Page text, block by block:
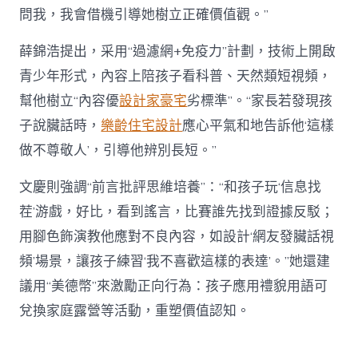
問我，我會借機引導她樹立正確價值觀。”
薛錦浩提出，采用“過濾網+免疫力”計劃，技術上開啟
青少年形式，內容上陪孩子看科普、天然類短視頻，
幫他樹立“內容優設計家豪宅劣標準”。“家長若發現孩
子說臟話時，樂齡住宅設計應心平氣和地告訴他‘這樣
做不尊敬人’，引導他辨別長短。”
文慶則強調“前言批評思維培養”：“和孩子玩‘信息找
茬’游戲，好比，看到謠言，比賽誰先找到證據反駁；
用腳色飾演教他應對不良內容，如設計‘網友發臟話視
頻’場景，讓孩子練習‘我不喜歡這樣的表達’。”她還建
議用“美德幣”來激勵正向行為：孩子應用禮貌用語可
兌換家庭露營等活動，重塑價值認知。